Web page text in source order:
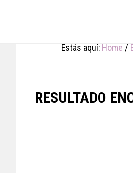
Estás aquí: Home /
RESULTADO